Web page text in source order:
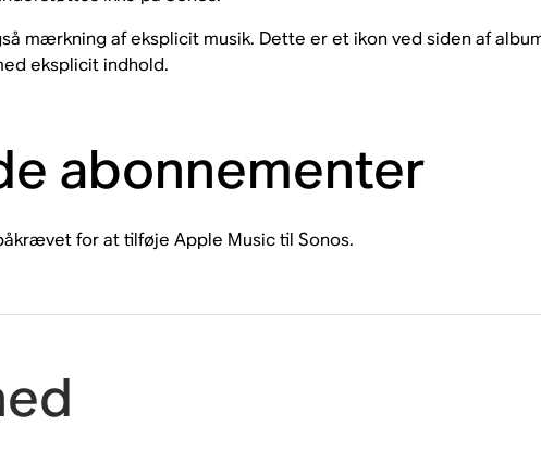
mærkning af eksplicit musik. Dette er et ikon ved siden af
eksplicit indhold.
abonnementer
for at tilføje Apple Music til Sonos.